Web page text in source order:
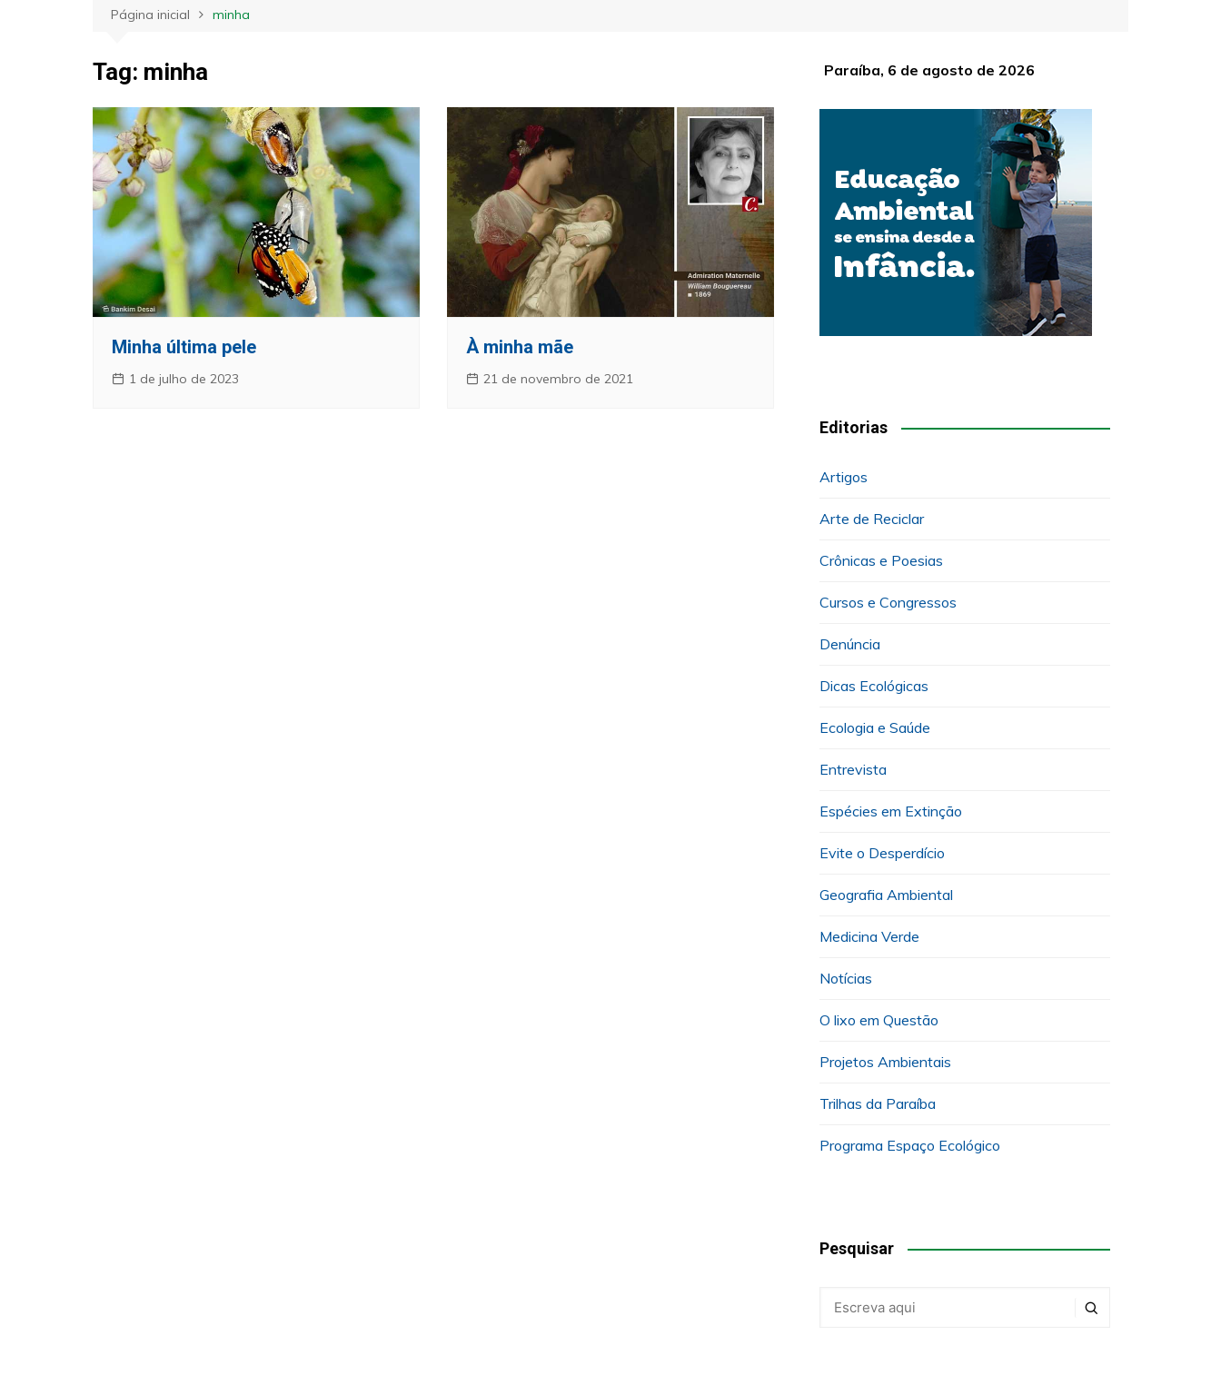
Página inicial minha
Tag: minha
Minha última pele
1 de julho de 2023
À minha mãe
21 de novembro de 2021
Paraíba, 6 de agosto de 2026
Editorias
Artigos
Arte de Reciclar
Crônicas e Poesias
Cursos e Congressos
Denúncia
Dicas Ecológicas
Ecologia e Saúde
Entrevista
Espécies em Extinção
Evite o Desperdício
Geografia Ambiental
Medicina Verde
Notícias
O lixo em Questão
Projetos Ambientais
Trilhas da Paraíba
Programa Espaço Ecológico
Pesquisar